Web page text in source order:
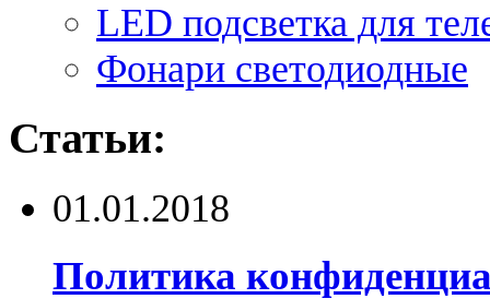
LED подсветка для
Фонари светодиодные
Статьи:
01.01.2018
Политика